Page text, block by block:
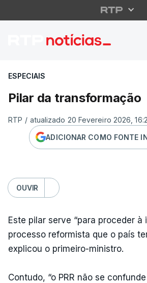
Pilar da
ESPECIAIS
Pilar da transformação
RTP / atualizado 20 Fevereiro 2026,
ADICIONAR COMO FONTE
OUVIR
Este pilar serve “para proceder
processo reformista que o país
explicou o primeiro-ministro.
Contudo, “o PRR não se